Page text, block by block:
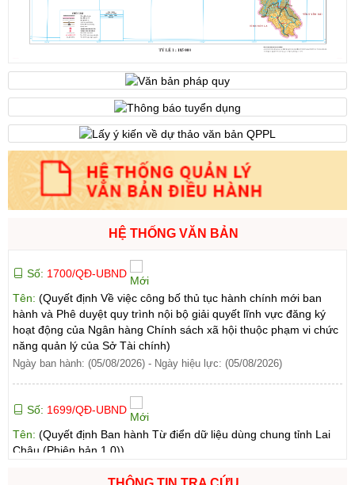
HỆ THỐNG VĂN BẢN
chức năng quản lý của Sở Tài chính)
Ngày ban hành: (05/08/2026) Ngày hiệu lực: (05/08/2026)
Số:1705/QĐ-UBND
Tên:(Quyết định Về việc công bố thủ tục hành chính sửa đổi, bổ
sung và phê duyệt Quy trình nội bộ giải quyết thủ tục hành chính
trong lĩnh vực đấu thầu lựa chọn nhà đầu tư thuộc phạm vi chức
năng quản lý của Sở Tài chính)
Ngày ban hành: (05/08/2026) - Ngày hiệu lực: (05/08/2026)
Số:1700/QĐ-UBND
(Quyết định Về việc công bố thủ tục hành chính mới ban
hoạt động của Ngân hàng Chính sách xã hội thuộc phạm vi chức
năng quản lý của Sở Tài chính)
Ngày ban hành: (05/08/2026) -Ngày hiệu lực: (05/08/2026)
Số:1699/QĐ-UBND
Tên: (Quyết định Ban hành Từ điển dữ liệu dùng chung tỉnh Lai
Châu (Phiên bản 1.0))
Ngày ban hành: (05/08/2026)
Số:1702/QĐ-UBND
(Quyết định Về việc công bố thủ tục hành chính được sửa